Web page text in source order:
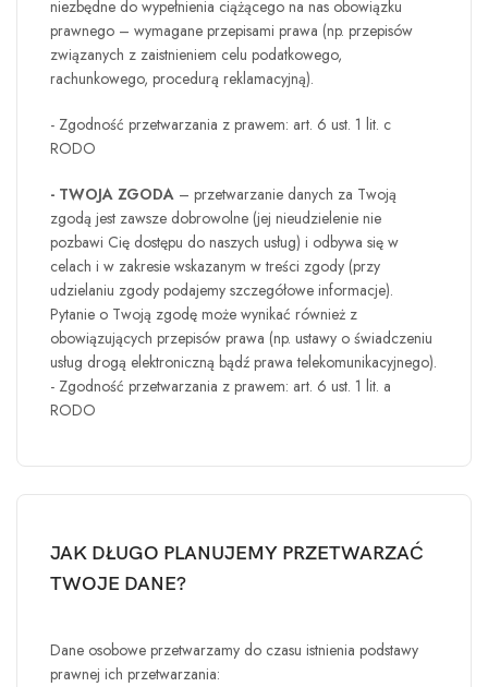
niezbędne do wypełnienia ciążącego na nas obowiązku
prawnego – wymagane przepisami prawa (np. przepisów
związanych z zaistnieniem celu podatkowego,
rachunkowego, procedurą reklamacyjną).
- Zgodność przetwarzania z prawem: art. 6 ust. 1 lit. c
RODO
- TWOJA ZGODA – przetwarzanie danych za Twoją
zgodą jest zawsze dobrowolne (jej nieudzielenie nie
pozbawi Cię dostępu do naszych usług) i odbywa się w
celach i w zakresie wskazanym w treści zgody (przy
udzielaniu zgody podajemy szczegółowe informacje).
Pytanie o Twoją zgodę może wynikać również z
obowiązujących przepisów prawa (np. ustawy o świadczeniu
usług drogą elektroniczną bądź prawa telekomunikacyjnego).
- Zgodność przetwarzania z prawem: art. 6 ust. 1 lit. a
RODO
JAK DŁUGO PLANUJEMY PRZETWARZAĆ
TWOJE DANE?
Dane osobowe przetwarzamy do czasu istnienia podstawy
prawnej ich przetwarzania: